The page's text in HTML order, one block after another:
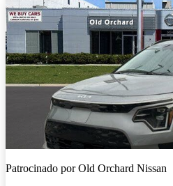
Patrocinado porOld Orchard Nissan